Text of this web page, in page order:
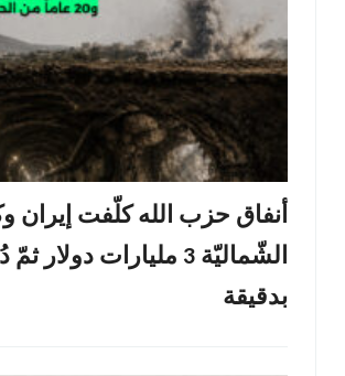
أنفاق حزب الله كلّفت إيران
الشّماليّة 3 مليارات
بدقيقة